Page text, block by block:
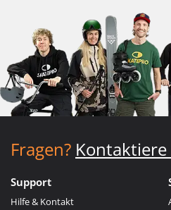
Fragen?
Support
Hilfe & Kontakt